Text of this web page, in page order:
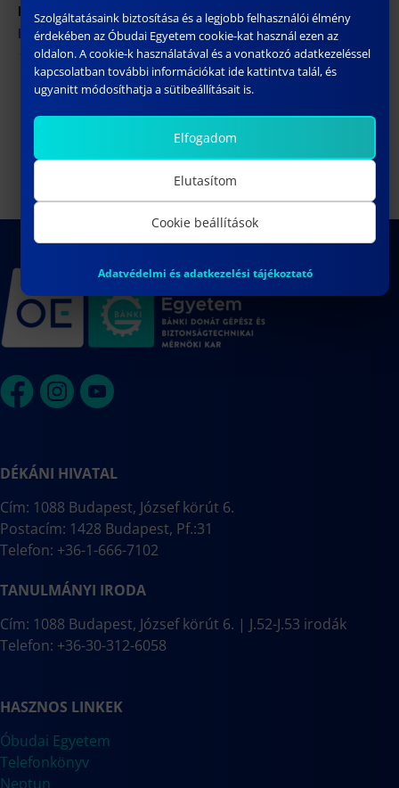
Honlap:
https://tdk.bgk.uni-obuda.hu
BORSOS DÖNÍZ doktori (PhD)
értekezéstervezetének műhelyvitája |
Home Defense
ZILAHY DALMA doktori
vitája
DÉKÁNI HIVATAL
Cím: 1088 Budapest, József körút 6.
Postacím: 1428 Budapest, Pf.:31
Telefon: +36-1-666-7102
TANULMÁNYI IRODA
Cím: 1088 Budapest, József körút 6. | J.52-J.53 irodák
Telefon: +36-30-312-6058
HASZNOS LINKEK
Óbudai Egyetem
Telefonkönyv
Neptun
Szolgáltatásaink biztosítása és a legjobb felhasználói élmény
érdekében az Óbudai Egyetem cookie-kat használ ezen az
oldalon. A cookie-k használatával és a vonatkozó adatkezeléssel
kapcsolatban további információkat ide kattintva talál, és
ugyanitt módosíthatja a sütibeállításait is.
Elfogadom
Elutasítom
Cookie beállítások
Adatvédelmi és adatkezelési tájékoztató